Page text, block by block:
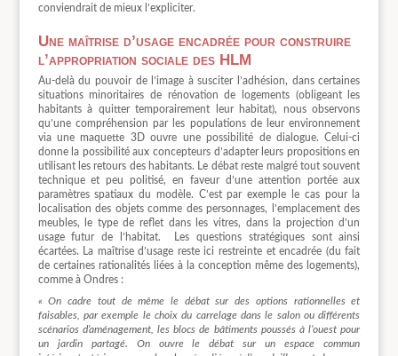
conviendrait de mieux l’expliciter.
Une maîtrise d’usage encadrée pour construire
l’appropriation sociale des HLM
Au-delà du pouvoir de l’image à susciter l’adhésion, dans certaines
situations minoritaires de rénovation de logements (obligeant les
habitants à quitter temporairement leur habitat), nous observons
qu’une compréhension par les populations de leur environnement
via une maquette 3D ouvre une possibilité de dialogue. Celui-ci
donne la possibilité aux concepteurs d’adapter leurs propositions en
utilisant les retours des habitants. Le débat reste malgré tout souvent
technique et peu politisé, en faveur d’une attention portée aux
paramètres spatiaux du modèle. C’est par exemple le cas pour la
localisation des objets comme des personnages, l’emplacement des
meubles, le type de reflet dans les vitres, dans la projection d’un
usage futur de l’habitat.
Les questions stratégiques sont ainsi
écartées. La maîtrise d’usage reste ici restreinte et encadrée (du fait
de certaines rationalités liées à la conception même des logements),
comme à Ondres :
« On cadre tout de même le débat sur des options rationnelles et
faisables, par exemple le choix du carrelage dans le salon ou différents
scénarios d’aménagement, les blocs de bâtiments poussés à l’ouest pour
un jardin partagé. On ouvre le débat sur un espace commun